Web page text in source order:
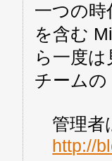
一つの
を含む
ら一度
チーム
管理者
http://